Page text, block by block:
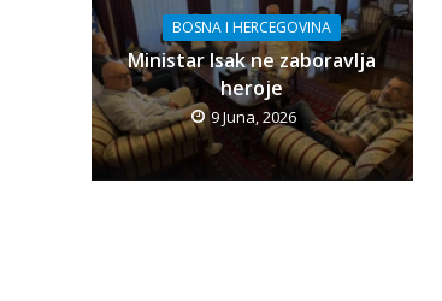
BOSNA I HERCEGOVINA
Ministar Isak ne zaboravlja
heroje
9 Juna, 2026